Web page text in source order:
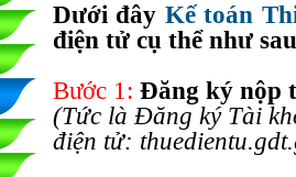
Dưới đây Kế toán
điện tử cụ thể như
Bước 1: Đăng ký nộp
(Tức là Đăng ký Tài
điện tử: